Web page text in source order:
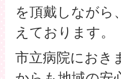
を頂戴しながら
えております。
市立病院におき